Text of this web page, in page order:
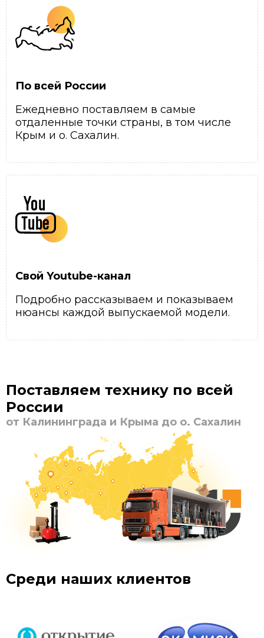
По всей России
Ежедневно поставляем в самые
отдаленные точки страны, в том числе
Крым и о. Сахалин.
Свой Youtube-канал
Подробно рассказываем и показываем
нюансы каждой выпускаемой модели.
Поставляем технику по всей
России
от Калининграда и Крыма до о. Сахалин
Среди наших клиентов